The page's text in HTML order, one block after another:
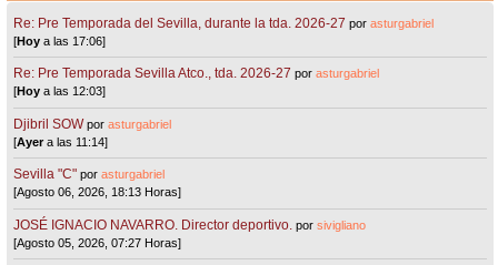
Re: Pre Temporada del Sevilla, durante la tda. 2026-27 porasturgabriel
[Hoy a las 17:06]
Re: Pre Temporada Sevilla Atco., tda. 2026-27 porasturgabriel
[Hoy a las 12:03]
Djibril SOW porasturgabriel
[Ayera las 11:14]
Sevilla "C"porasturgabriel
[Agosto 06, 2026, 18:13 Horas]
JOSÉ IGNACIO NAVARRO. Director deportivo. porsivigliano
[Agosto 05, 2026, 07:27 Horas]